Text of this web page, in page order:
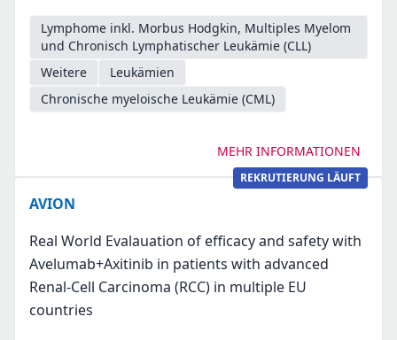
Lymphome inkl. Morbus Hodgkin, Multiples Myelom
und Chronisch Lymphatischer Leukämie (CLL)
Weitere
Leukämien
Chronische myeloische Leukämie (CML)
MEHR INFORMATIONEN
REKRUTIERUNG LÄUFT
AVION
Real World Evalauation of efficacy and safety with
Avelumab+Axitinib in patients with advanced
Renal-Cell Carcinoma (RCC) in multiple EU
countries